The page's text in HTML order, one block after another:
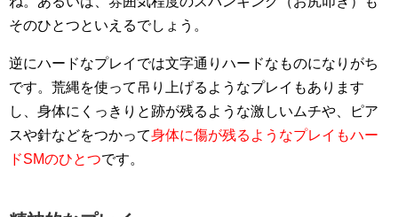
そのひとつといえるでしょう。
逆にハードなプレイでは文字通りハードなものになりがち
です。荒縄を使って吊り上げるようなプレイもあります
し、身体にくっきりと跡が残るような激しいムチや、ピア
スや針などをつかって身体に傷が残るようなプレイもハー
ドSMのひとつです。